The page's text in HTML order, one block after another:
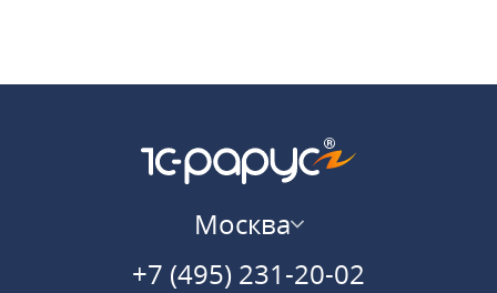
Москва
+7 (495) 231-20-02